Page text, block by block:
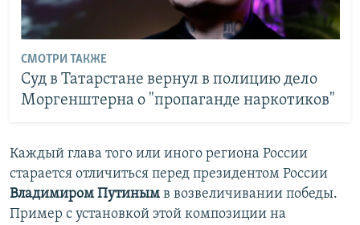
СМОТРИ ТАКЖЕ
Суд в Татарстане вернул в полицию дело
Моргенштерна о "пропаганде наркотиков"
Каждый глава того или иного региона России
старается отличиться перед президентом России
Владимиром Путиным в возвеличивании победы.
Пример с установкой этой композиции на